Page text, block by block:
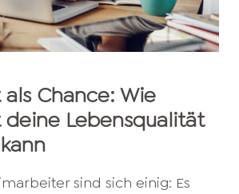
Chance: Wie
Lebensqualität
sind sich einig: Es